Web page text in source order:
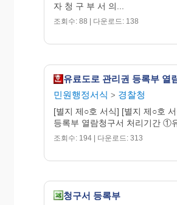
자 청 구 부 서 의...
조회수: 88 | 다운로드: 138
유료도로 관리권 등록부 열
민원행정서식 > 경찰청
[별지 제○호 서식] [별지 제○호
등록부 열람청구서 처리기간 ①
조회수: 194 | 다운로드: 313
청구서 등록부